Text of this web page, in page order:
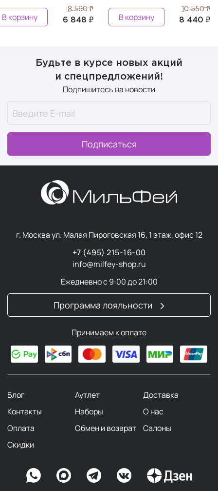
8 560 ₽
6 848 ₽
В корзину
10 550 ₽
8 440 ₽
В корзину
Будьте в курсе новых акций
и спецпредложений!
Подпишитесь на новости
Подписаться
г. Москва ул. Малая Пироговская 16, 1 этаж, офис 12
+7 (495) 215-16-00
info@milfey-shop.ru
Ежедневно с 9:00 до 21:00
Программа лояльности
Принимаем к оплате
Блог Аутлет
Доставка
Контакты
Наборы
О нас
Оплата
Обмен и возврат
Салоны
Скидки